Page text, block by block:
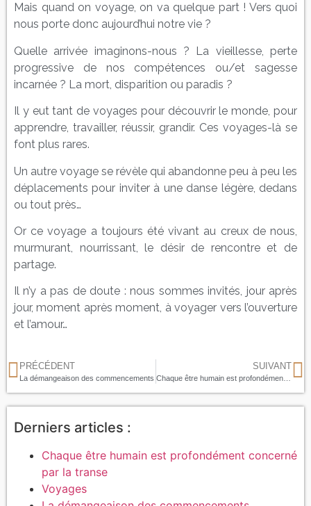
Mais quand on voyage, on va quelque part ! Vers quoi
nous porte donc aujourd’hui notre vie ?
Quelle arrivée imaginons-nous ? La vieillesse, perte
progressive de nos compétences ou/et sagesse
incarnée ? La mort, disparition ou paradis ?
Il y eut tant de voyages pour découvrir le monde, pour
apprendre, travailler, réussir, grandir. Ces voyages-là se
font plus rares.
Un autre voyage se révèle qui abandonne peu à peu les
déplacements pour inviter à une danse légère, dedans
ou tout près…
Or ce voyage a toujours été vivant au creux de nous,
murmurant, nourrissant, le désir de rencontre et de
partage.
Il n’y a pas de doute : nous sommes invités, jour après
jour, moment après moment, à voyager vers l’ouverture
et l’amour…
PRÉCÉDENT
La démangeaison des commencements
SUIVANT
Chaque être humain est profondément concerné par la transe
Derniers articles :
Chaque être humain est profondément concerné
par la transe
Voyages